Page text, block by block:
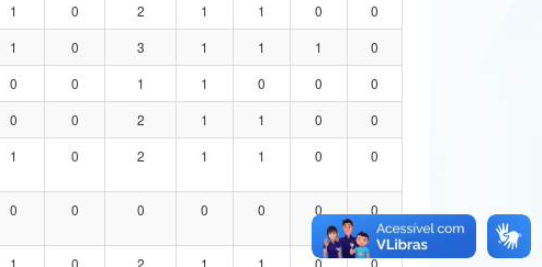
1 0 2 1 1 0
0
1 0 3 1 1 1
0
0 0 1 1 0 0
0
0 0 2 1 1 0
0
1 0 2 1 1 0 0
0 0 0 0 0 0 0
1 0 2 1 1 0
0